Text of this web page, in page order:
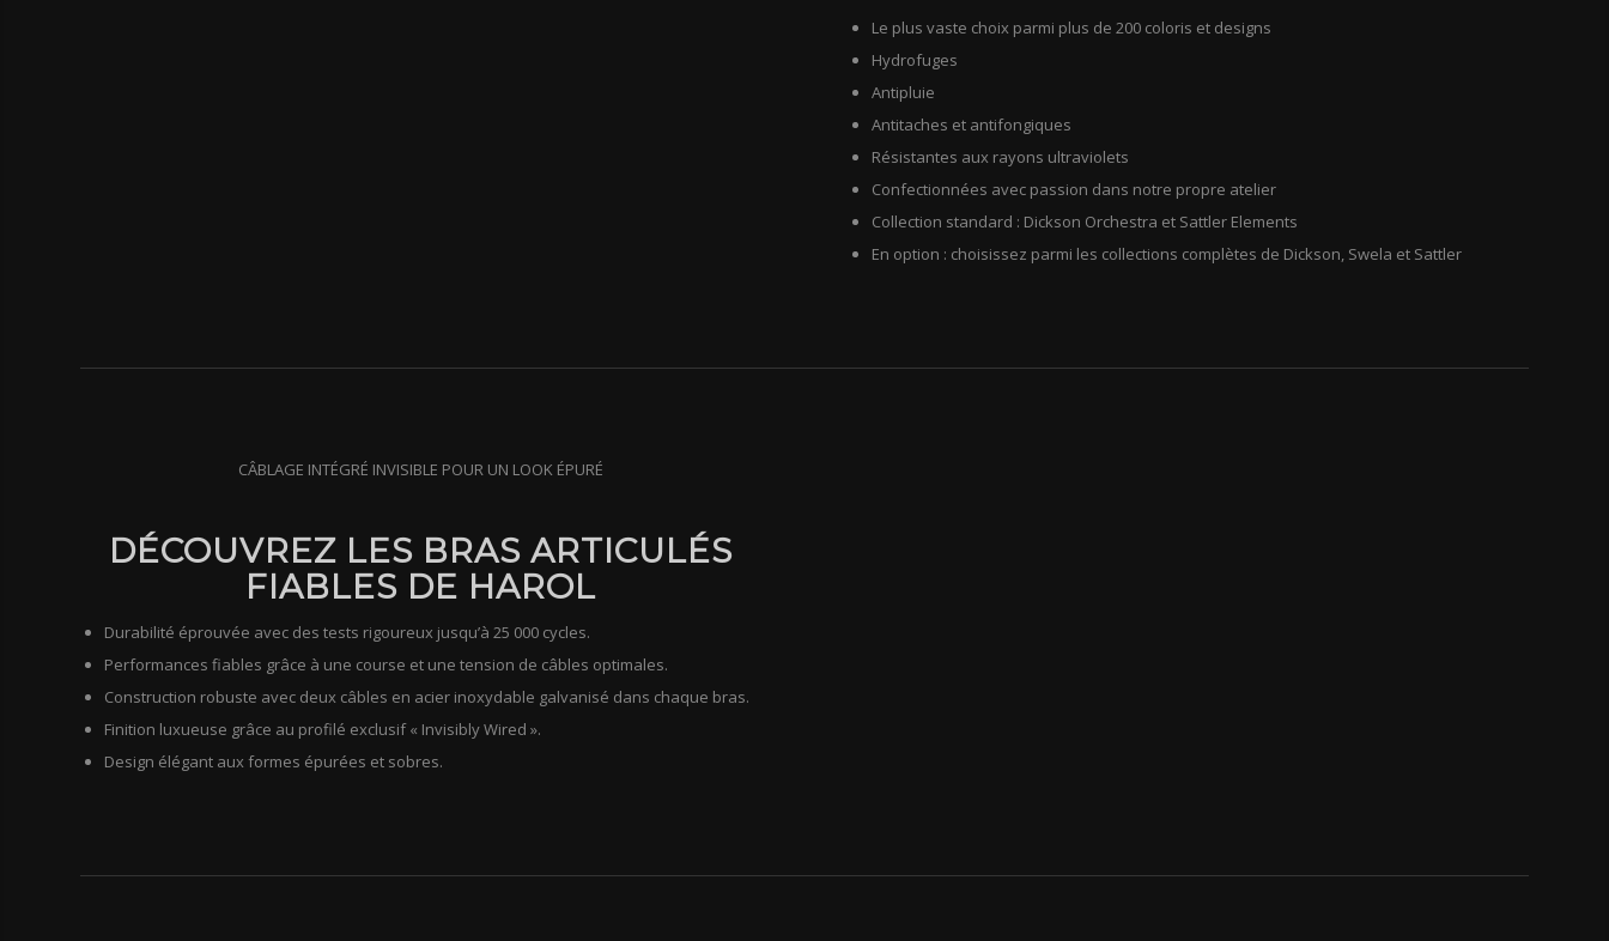
Le plus vaste choix parmi plus de 200 coloris et designs
Hydrofuges
Antipluie
Antitaches et antifongiques
Résistantes aux rayons ultraviolets
Confectionnées avec passion dans notre propre atelier
Collection standard : Dickson Orchestra et Sattler Elements
En option : choisissez parmi les collections complètes de Dickson, Swela et Sattler
CÂBLAGE INTÉGRÉ INVISIBLE POUR UN LOOK ÉPURÉ
DÉCOUVREZ LES BRAS ARTICULÉS
FIABLES DE HAROL
Durabilité éprouvée avec des tests rigoureux jusqu’à 25 000 cycles.
Performances fiables grâce à une course et une tension de câbles optimales.
Construction robuste avec deux câbles en acier inoxydable galvanisé dans chaque bras.
Finition luxueuse grâce au profilé exclusif « Invisibly Wired ».
Design élégant aux formes épurées et sobres.